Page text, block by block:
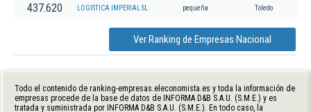
437.620 LOGISTICA IMPERIAL SL. pequeña Toledo
Ver Ranking de Empresas Nacional
Todo el contenido de ranking-empresas.eleconomista.es y toda la información de
empresas procede de la base de datos de INFORMA D&B S.A.U. (S.M.E.) y es
tratada y suministrada por INFORMA D&B S.A.U. (S.M.E.). En todo caso, la